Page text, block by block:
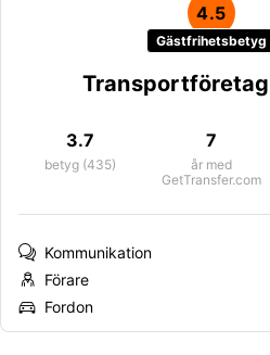
4.5
Gästfrihetsbetyg
3.7
betyg (435)
7
år med
GetTransfer.com
Kommunikation
Förare
Fordon